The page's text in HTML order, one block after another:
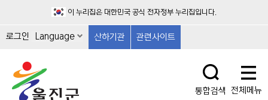
이 누리집은 대한민국 공식 전자정부 누리집입니다.
로그인 Language 산하기관 관련사이트
통합검색 전체메뉴